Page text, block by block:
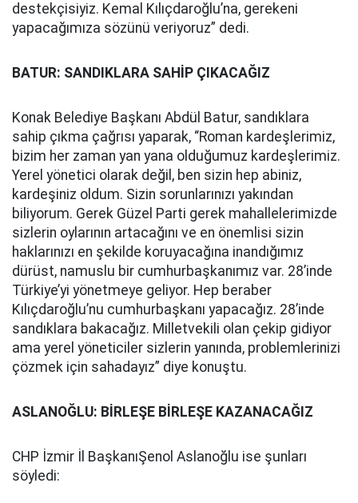
destekçisiyiz. Kemal Kılıçdaroğlu’na, gerekeni
yapacağımıza sözünü veriyoruz” dedi.
BATUR: SANDIKLARA SAHİP ÇIKACAĞIZ
Konak Belediye Başkanı Abdül Batur, sandıklara
sahip çıkma çağrısı yaparak, “Roman kardeşlerimiz,
bizim her zaman yan yana olduğumuz kardeşlerimiz.
Yerel yönetici olarak değil, ben sizin hep abiniz,
kardeşiniz oldum. Sizin sorunlarınızı yakından
biliyorum. Gerek Güzel Parti gerek mahallelerimizde
sizlerin oylarının artacağını ve en önemlisi sizin
haklarınızı en şekilde koruyacağına inandığımız
dürüst, namuslu bir cumhurbaşkanımız var. 28’inde
Türkiye’yi yönetmeye geliyor. Hep beraber
Kılıçdaroğlu’nu cumhurbaşkanı yapacağız. 28’inde
sandıklara bakacağız. Milletvekili olan çekip gidiyor
ama yerel yöneticiler sizlerin yanında, problemlerinizi
çözmek için sahadayız” diye konuştu.
ASLANOĞLU: BİRLEŞE BİRLEŞE KAZANACAĞIZ
CHP İzmir İl BaşkanıŞenol Aslanoğlu ise şunları
söyledi: